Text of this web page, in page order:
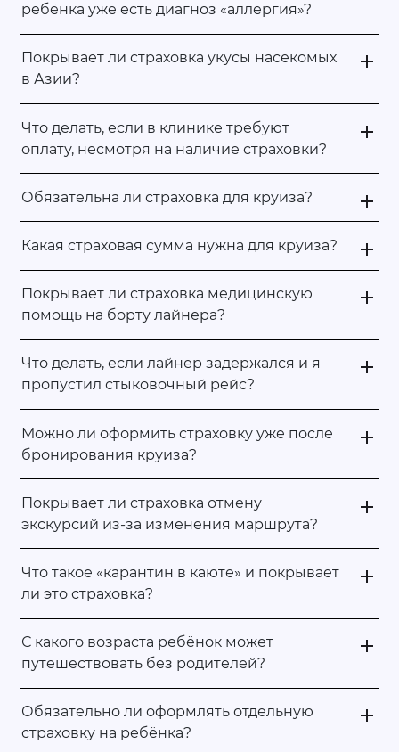
ребёнка уже есть диагноз «аллергия»?
Покрывает ли страховка укусы насекомых
в Азии?
Что делать, если в клинике требуют
оплату, несмотря на наличие страховки?
Обязательна ли страховка для круиза?
Какая страховая сумма нужна для круиза?
Покрывает ли страховка медицинскую
помощь на борту лайнера?
Что делать, если лайнер задержался и я
пропустил стыковочный рейс?
Можно ли оформить страховку уже после
бронирования круиза?
Покрывает ли страховка отмену
экскурсий из-за изменения маршрута?
Что такое «карантин в каюте» и покрывает
ли это страховка?
С какого возраста ребёнок может
путешествовать без родителей?
Обязательно ли оформлять отдельную
страховку на ребёнка?